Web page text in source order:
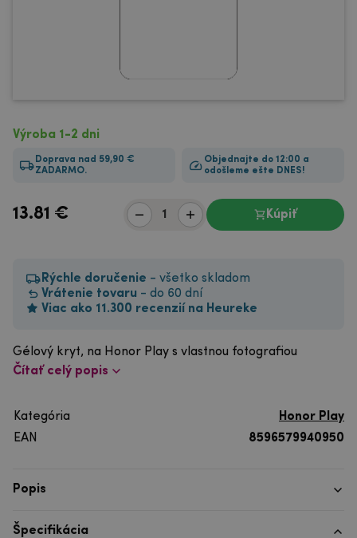
Výroba 1-2 dni
Doprava nad 59,90 €
ZADARMO.
Objednajte do 12:00 a
odošleme ešte DNES!
13.81 € Kúpiť
Rýchle doručenie - všetko skladom
Vrátenie tovaru - do 60 dní
Viac ako 11.300 recenzií na Heureke
Gélový kryt, na Honor Play s vlastnou fotografiou
Čítať celý popis
Kategória
Honor Play
EAN
8596579940950
Popis
Špecifikácia